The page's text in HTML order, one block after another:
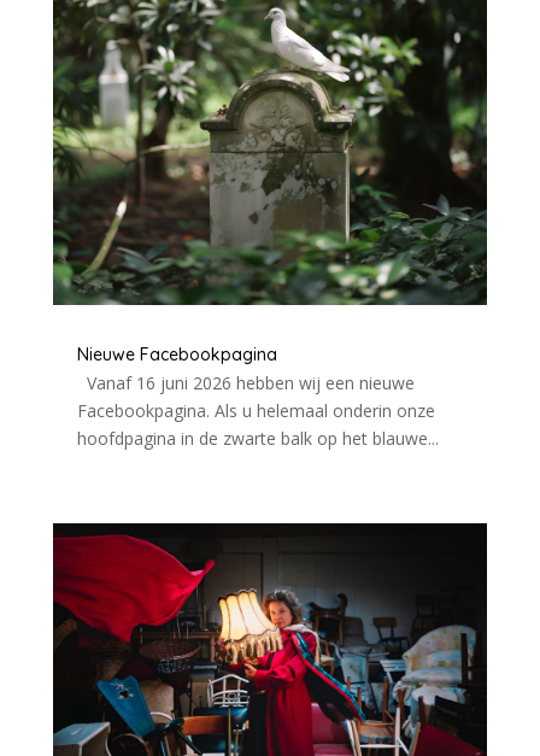
Nieuwe Facebookpagina
Vanaf 16 juni 2026 hebben wij een nieuwe
Facebookpagina. Als u helemaal onderin onze
hoofdpagina in de zwarte balk op het blauwe...